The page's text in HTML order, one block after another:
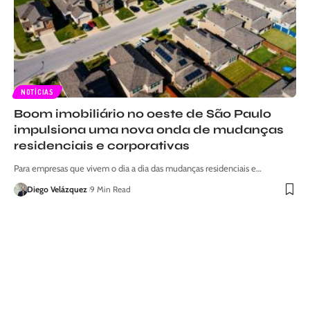
NOTÍCIAS
Boom imobiliário no oeste de São Paulo
impulsiona uma nova onda de mudanças
residenciais e corporativas
Para empresas que vivem o dia a dia das mudanças residenciais e…
Diego Velázquez 9 Min Read